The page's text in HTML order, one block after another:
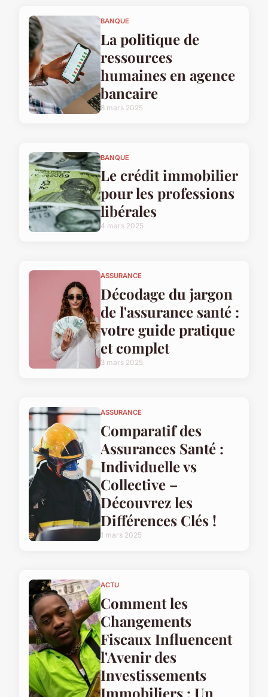
BANQUE
La politique de
ressources
humaines en agence
bancaire
8 mars 2025
BANQUE
Le crédit immobilier
pour les professions
libérales
4 mars 2025
ASSURANCE
Décodage du jargon
de l'assurance santé :
votre guide pratique
et complet
3 mars 2025
ASSURANCE
Comparatif des
Assurances Santé :
Individuelle vs
Collective –
Découvrez les
Différences Clés !
1 mars 2025
ACTU
Comment les
Changements
Fiscaux Influencent
l'Avenir des
Investissements
Immobiliers : Un